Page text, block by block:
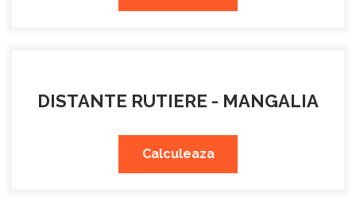
DISTANTE RUTIERE - MANGALIA
Calculeaza